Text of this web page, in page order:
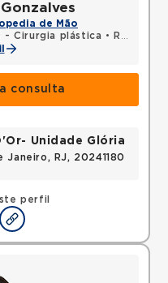
de Mão
- Cirurgia plástica •
RQE 22540 - Cirurgia da mão
consulta
perfil
Unidade Glória
Janeiro, RJ, 20241180